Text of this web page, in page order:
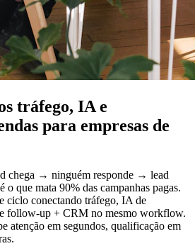
tráfego, IA e
para empresas de
chega → ninguém responde → lead
que mata 90% das campanhas pagas.
ciclo conectando tráfego, IA de
follow-up + CRM no mesmo workflow.
atenção em segundos, qualificação em